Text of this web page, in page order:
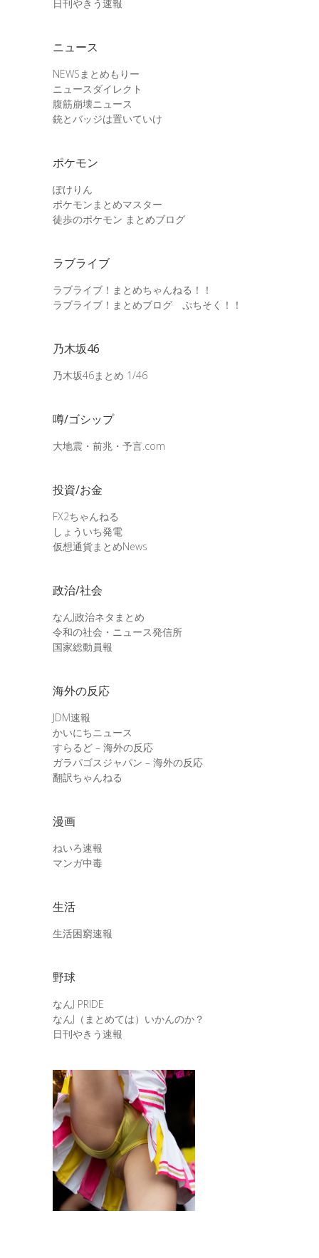
日刊やきう速報
ニュース
NEWSまとめもりー
ニュースダイレクト
腹筋崩壊ニュース
銃とバッジは置いていけ
ポケモン
ぽけりん
ポケモンまとめマスター
徒歩のポケモン まとめブログ
ラブライブ
ラブライブ！まとめちゃんねる！！
ラブライブ！まとめブログ ぷちそく！！
乃木坂46
乃木坂46まとめ 1/46
噂/ゴシップ
大地震・前兆・予言.com
投資/お金
FX2ちゃんねる
しょういち発電
仮想通貨まとめNews
政治/社会
なんJ政治ネタまとめ
令和の社会・ニュース発信所
国家総動員報
海外の反応
JDM速報
かいにちニュース
すらるど – 海外の反応
ガラパゴスジャパン – 海外の反応
翻訳ちゃんねる
漫画
ねいろ速報
マンガ中毒
生活
生活困窮速報
野球
なんJ PRIDE
なんJ（まとめては）いかんのか？
日刊やきう速報